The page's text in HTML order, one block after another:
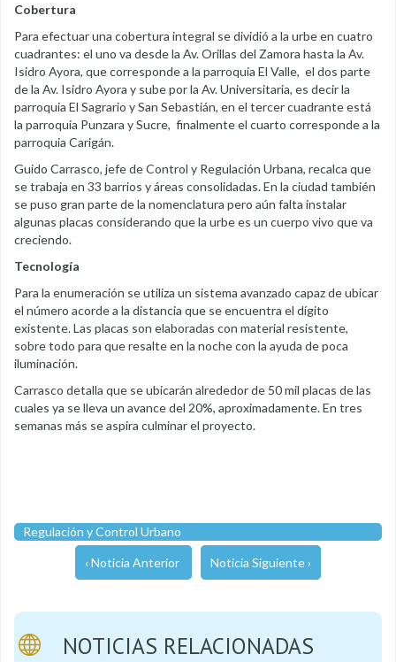
Cobertura
Para efectuar una cobertura integral se dividió a la urbe en cuatro
cuadrantes: el uno va desde la Av. Orillas del Zamora hasta la Av.
Isidro Ayora, que corresponde a la parroquia El Valle, el dos parte
de la Av. Isidro Ayora y sube por la Av. Universitaria, es decir la
parroquia El Sagrario y San Sebastián, en el tercer cuadrante está
la parroquia Punzara y Sucre, finalmente el cuarto corresponde a la
parroquia Carigán.
Guido Carrasco, jefe de Control y Regulación Urbana, recalca que
se trabaja en 33 barrios y áreas consolidadas. En la ciudad también
se puso gran parte de la nomenclatura pero aún falta instalar
algunas placas considerando que la urbe es un cuerpo vivo que va
creciendo.
Tecnología
Para la enumeración se utiliza un sistema avanzado capaz de ubicar
el número acorde a la distancia que se encuentra el dígito
existente. Las placas son elaboradas con material resistente,
sobre todo para que resalte en la noche con la ayuda de poca
iluminación.
Carrasco detalla que se ubicarán alrededor de 50 mil placas de las
cuales ya se lleva un avance del 20%, aproximadamente. En tres
semanas más se aspira culminar el proyecto.
Regulación y Control Urbano
‹ Noticia Anterior Noticia Siguiente ›
NOTICIAS RELACIONADAS